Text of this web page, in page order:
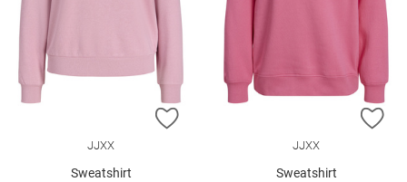
ZUR WUNSCHLISTE HINZUFÜGEN
JJXX
Sweatshirt
JJXX
Sweatshirt